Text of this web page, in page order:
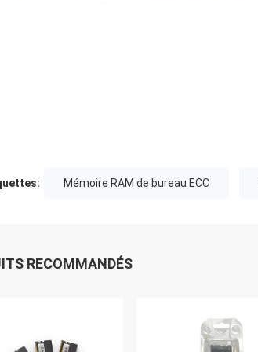
Mémoire RAM de bureau ECC
RECOMMANDÉS